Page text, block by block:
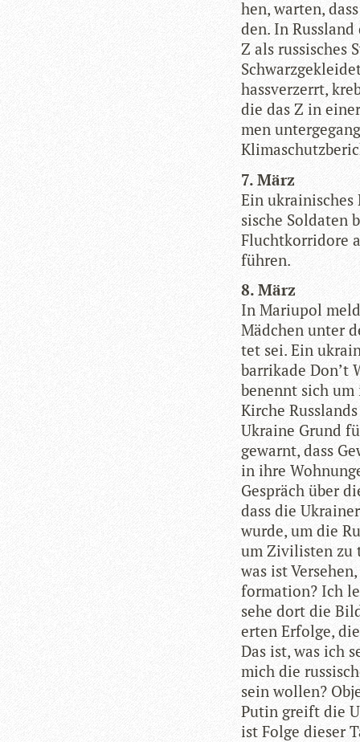
hen, war­ten,
den. In
Z als rus­si­sches
hass­ver­zerrt,
die das Z in
men
7. März
Ein
si­sche Sol­da­ten
Flucht­kor­ri­dore
führen.
8. März
In Mariu­pol
Mäd­chen unter
tet sei. Ein
bar­ri­kade Don’t
benennt sich
Kir­che
Ukraine Grund
gewarnt, dass
in ihre
Gespräch über
dass die
wurde, um die
um Zivi­lis­ten zu
was ist
for­ma­tion? Ich
sehe dort die
er­ten Erfolge,
Das ist, was ich
mich die
sein wol­len?
Putin greift die
ist Folge die­ser